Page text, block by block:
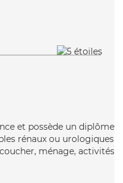
et possède un diplôme
rénaux ou urologiques
ménage, activités